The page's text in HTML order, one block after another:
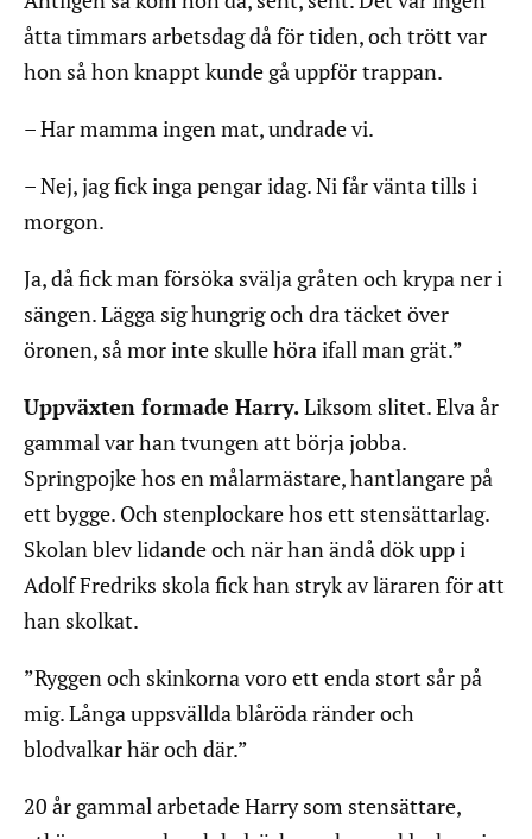
åtta timmars arbetsdag då för tiden, och trött var
hon så hon knappt kunde gå uppför trappan.
– Har mamma ingen mat, undrade vi.
– Nej, jag fick inga pengar idag. Ni får vänta tills i
morgon.
Ja, då fick man försöka svälja gråten och krypa ner i
sängen. Lägga sig hungrig och dra täcket över
öronen, så mor inte skulle höra ifall man grät.”
Uppväxten formade Harry.Liksom slitet. Elva år
gammal var han tvungen att börja jobba.
Springpojke hos en målarmästare, hantlangare på
ett bygge. Och stenplockare hos ett stensättarlag.
Skolan blev lidande och när han ändå dök upp i
Adolf Fredriks skola fick han stryk av läraren för att
han skolkat.
”Ryggen och skinkorna voro ett enda stort sår på
mig. Långa uppsvällda blåröda ränder och
blodvalkar här och där.”
20 år gammal arbetade Harry som stensättare,